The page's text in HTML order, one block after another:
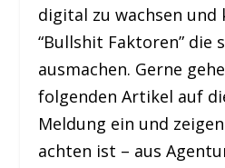
digital zu wachsen und
“Bullshit Faktoren” die
ausmachen. Gerne
folgenden Artikel auf
Meldung ein und
achten ist – aus